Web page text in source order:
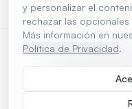
y personalizar el
rechazar las
Más información en
Política de Privacidad.
DISPONIBLE EN
Google